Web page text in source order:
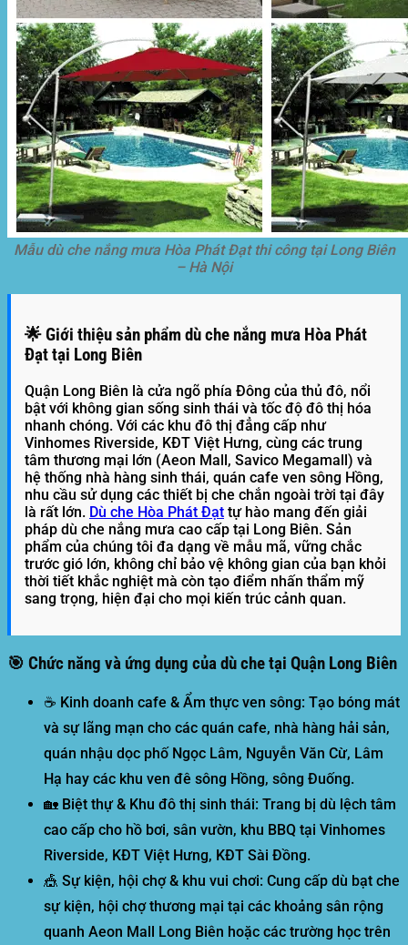
Mẫu dù che nắng mưa Hòa Phát Đạt thi công tại Long Biên
– Hà Nội
🌟 Giới thiệu sản phẩm dù che nắng mưa Hòa Phát
Đạt tại Long Biên
Quận Long Biên là cửa ngõ phía Đông của thủ đô, nổi
bật với không gian sống sinh thái và tốc độ đô thị hóa
nhanh chóng. Với các khu đô thị đẳng cấp như
Vinhomes Riverside, KĐT Việt Hưng, cùng các trung
tâm thương mại lớn (Aeon Mall, Savico Megamall) và
hệ thống nhà hàng sinh thái, quán cafe ven sông Hồng,
nhu cầu sử dụng các thiết bị che chắn ngoài trời tại đây
là rất lớn. Dù che Hòa Phát Đạt tự hào mang đến giải
pháp dù che nắng mưa cao cấp tại Long Biên. Sản
phẩm của chúng tôi đa dạng về mẫu mã, vững chắc
trước gió lớn, không chỉ bảo vệ không gian của bạn khỏi
thời tiết khắc nghiệt mà còn tạo điểm nhấn thẩm mỹ
sang trọng, hiện đại cho mọi kiến trúc cảnh quan.
🎯 Chức năng và ứng dụng của dù che tại Quận Long Biên
☕ Kinh doanh cafe & Ẩm thực ven sông: Tạo bóng mát
và sự lãng mạn cho các quán cafe, nhà hàng hải sản,
quán nhậu dọc phố Ngọc Lâm, Nguyễn Văn Cừ, Lâm
Hạ hay các khu ven đê sông Hồng, sông Đuống.
🏡 Biệt thự & Khu đô thị sinh thái: Trang bị dù lệch tâm
cao cấp cho hồ bơi, sân vườn, khu BBQ tại Vinhomes
Riverside, KĐT Việt Hưng, KĐT Sài Đồng.
🎪 Sự kiện, hội chợ & khu vui chơi: Cung cấp dù bạt che
sự kiện, hội chợ thương mại tại các khoảng sân rộng
quanh Aeon Mall Long Biên hoặc các trường học trên